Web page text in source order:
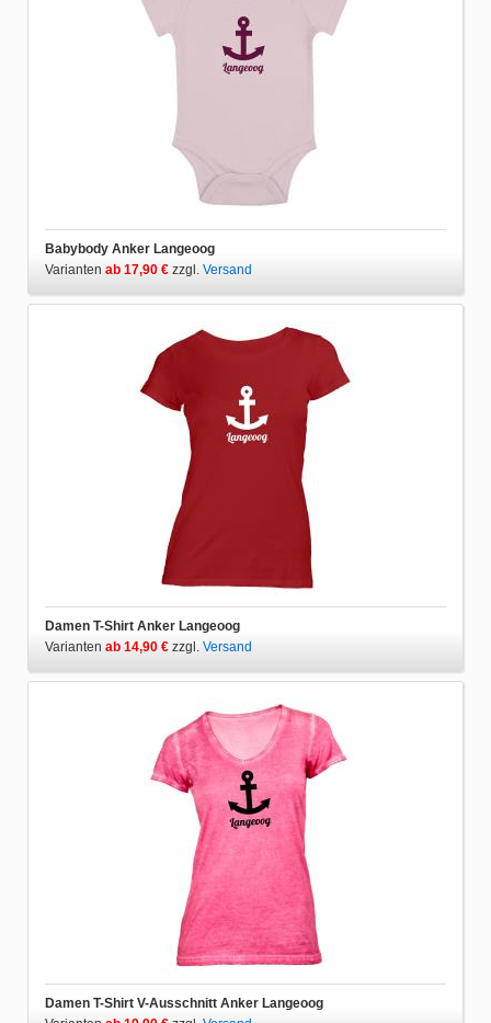
Babybody Anker Langeoog
Varianten ab 17,90 € zzgl. Versand
Damen T-Shirt Anker Langeoog
Varianten ab 14,90 € zzgl. Versand
Damen T-Shirt V-Ausschnitt Anker Langeoog